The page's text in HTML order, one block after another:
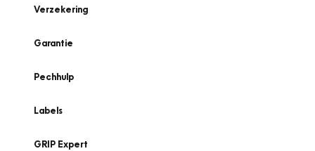
Verzekering
Garantie
Pechhulp
Labels
GRIP Expert